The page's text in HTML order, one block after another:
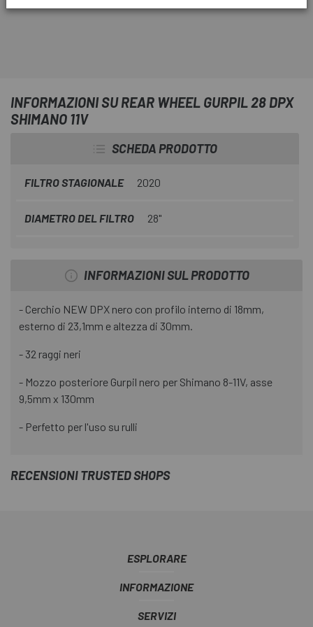
INFORMAZIONI SU REAR WHEEL GURPIL 28 DPX
SHIMANO 11V
SCHEDA PRODOTTO
FILTRO STAGIONALE 2020
DIAMETRO DEL FILTRO 28"
INFORMAZIONI SUL PRODOTTO
- Cerchio NEW DPX nero con profilo interno di 18mm,
esterno di 23,1mm e altezza di 30mm.
- 32 raggi neri
- Mozzo posteriore Gurpil nero per Shimano 8-11V, asse
9,5mm x 130mm
- Perfetto per l'uso su rulli
RECENSIONI TRUSTED SHOPS
ESPLORARE
INFORMAZIONE
SERVIZI